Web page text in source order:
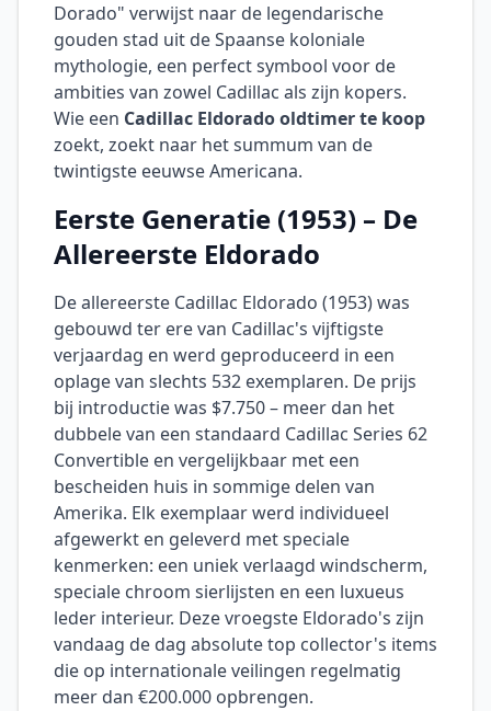
Dorado" verwijst naar de legendarische
gouden stad uit de Spaanse koloniale
mythologie, een perfect symbool voor de
ambities van zowel Cadillac als zijn kopers.
Wie een Cadillac Eldorado oldtimer te koop
zoekt, zoekt naar het summum van de
twintigste eeuwse Americana.
Eerste Generatie (1953) – De
Allereerste Eldorado
De allereerste Cadillac Eldorado (1953) was
gebouwd ter ere van Cadillac's vijftigste
verjaardag en werd geproduceerd in een
oplage van slechts 532 exemplaren. De prijs
bij introductie was $7.750 – meer dan het
dubbele van een standaard Cadillac Series 62
Convertible en vergelijkbaar met een
bescheiden huis in sommige delen van
Amerika. Elk exemplaar werd individueel
afgewerkt en geleverd met speciale
kenmerken: een uniek verlaagd windscherm,
speciale chroom sierlijsten en een luxueus
leder interieur. Deze vroegste Eldorado's zijn
vandaag de dag absolute top collector's items
die op internationale veilingen regelmatig
meer dan €200.000 opbrengen.